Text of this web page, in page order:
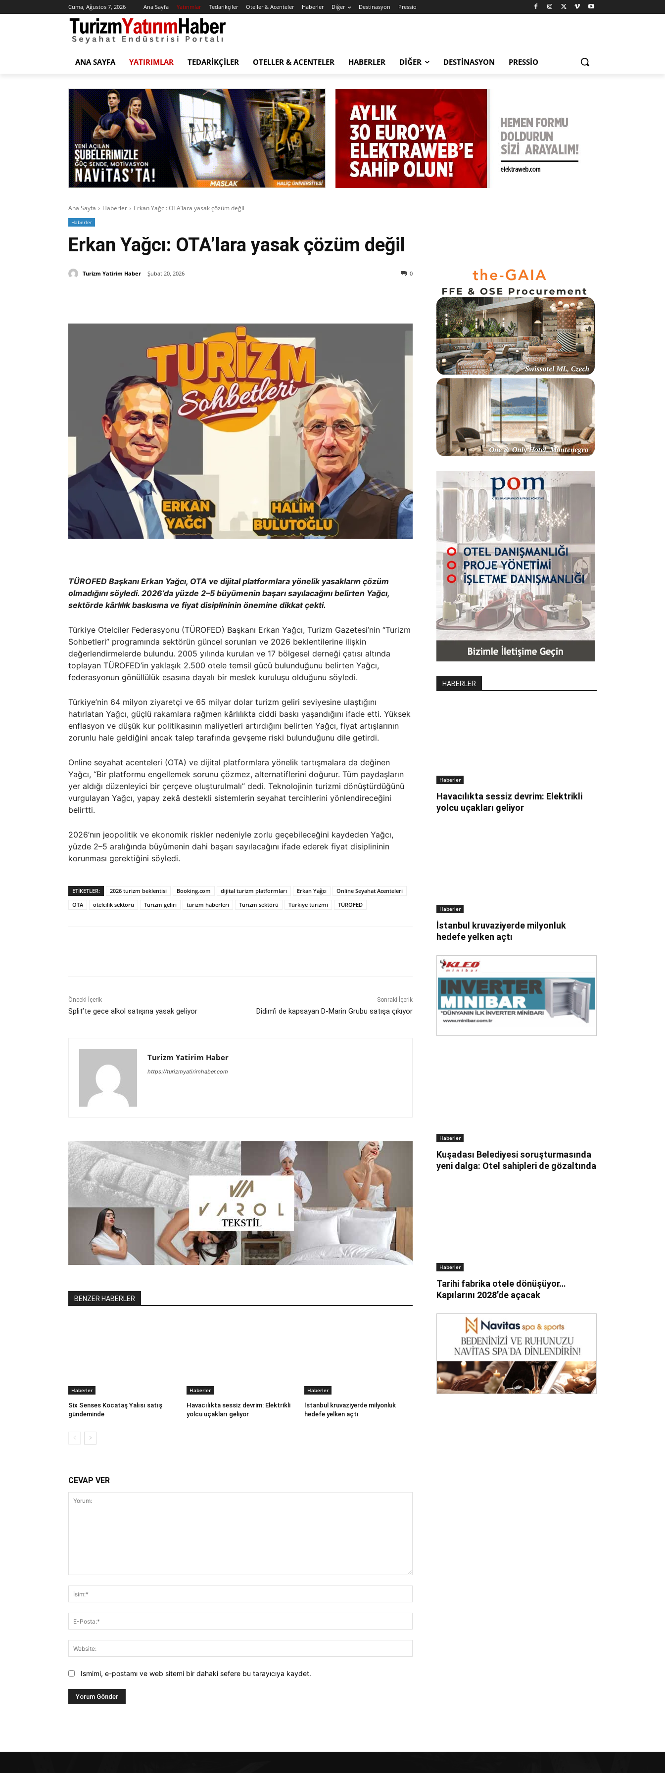
Cuma, Ağustos 7, 2026 Ana Sayfa Yatırımlar Tedarikçiler Oteller & Acenteler Haberler Diğer Destinasyon Pressio
ANA SAYFA YATIRIMLAR TEDARIKÇILER OTELLER & ACENTELER HABERLER DIĞER DESTINASYON PRESSIO
Ana Sayfa Haberler Erkan Yağcı: OTA’lara yasak çözüm değil
Haberler
Erkan Yağcı: OTA’lara yasak çözüm değil
0
Turizm Yatirim Haber Şubat 20, 2026
TÜROFED Başkanı Erkan Yağcı, OTA ve dijital platformlara yönelik yasakların çözüm
olmadığını söyledi. 2026’da yüzde 2–5 büyümenin başarı sayılacağını belirten Yağcı,
sektörde kârlılık baskısına ve fiyat disiplininin önemine dikkat çekti.
Türkiye Otelciler Federasyonu (TÜROFED) Başkanı Erkan Yağcı, Turizm Gazetesi’nin “Turizm
Sohbetleri” programında sektörün güncel sorunları ve 2026 beklentilerine ilişkin
değerlendirmelerde bulundu. 2005 yılında kurulan ve 17 bölgesel derneği çatısı altında
toplayan TÜROFED’in yaklaşık 2.500 otele temsil gücü bulunduğunu belirten Yağcı,
federasyonun gönüllülük esasına dayalı bir meslek kuruluşu olduğunu söyledi.
Türkiye’nin 64 milyon ziyaretçi ve 65 milyar dolar turizm geliri seviyesine ulaştığını
hatırlatan Yağcı, güçlü rakamlara rağmen kârlılıkta ciddi baskı yaşandığını ifade etti. Yüksek
enflasyon ve düşük kur politikasının maliyetleri artırdığını belirten Yağcı, fiyat artışlarının
zorunlu hale geldiğini ancak talep tarafında gevşeme riski bulunduğunu dile getirdi.
Online seyahat acenteleri (OTA) ve dijital platformlara yönelik tartışmalara da değinen
Yağcı, “Bir platformu engellemek sorunu çözmez, alternatiflerini doğurur. Tüm paydaşların
yer aldığı düzenleyici bir çerçeve oluşturulmalı” dedi. Teknolojinin turizmi dönüştürdüğünü
vurgulayan Yağcı, yapay zekâ destekli sistemlerin seyahat tercihlerini yönlendireceğini
belirtti.
2026’nın jeopolitik ve ekonomik riskler nedeniyle zorlu geçebileceğini kaydeden Yağcı,
yüzde 2–5 aralığında büyümenin dahi başarı sayılacağını ifade ederek fiyat disiplininin
korunması gerektiğini söyledi.
ETIKETLER: 2026 turizm beklentisi Booking.com dijital turizm platformları Erkan Yağcı
Online Seyahat Acenteleri
OTA
otelcilik sektörü Turizm geliri turizm haberleri Turizm sektörü Türkiye turizmi TÜROFED
Önceki İçerik
Split’te gece alkol satışına yasak geliyor
Sonraki İçerik
Didim’i de kapsayan D-Marin Grubu satışa çıkıyor
Turizm Yatirim Haber
https://turizmyatirimhaber.com
BENZER HABERLER
Haberler
Six Senses Kocataş Yalısı satış
gündeminde
Haberler
Havacılıkta sessiz devrim: Elektrikli
yolcu uçakları geliyor
Haberler
İstanbul kruvaziyerde milyonluk
hedefe yelken açtı
CEVAP VER
Posta:*
Ismimi, e-postamı ve web sitemi bir dahaki sefere bu tarayıcıya kaydet.
HABERLER
Haberler
Havacılıkta sessiz devrim: Elektrikli
yolcu uçakları geliyor
Haberler
İstanbul kruvaziyerde milyonluk
hedefe yelken açtı
Haberler
Kuşadası Belediyesi soruşturmasında
yeni dalga: Otel sahipleri de gözaltında
Haberler
Tarihi fabrika otele dönüşüyor…
Kapılarını 2028’de açacak